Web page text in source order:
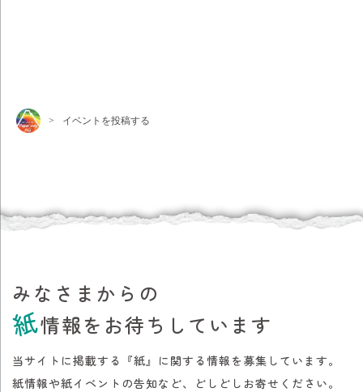
> イベントを投稿する
みなさまからの
紙情報をお待ちしています
当サイトに掲載する『紙』に関する情報を募集しています。
紙情報や紙イベントの告知など、どしどしお寄せください。